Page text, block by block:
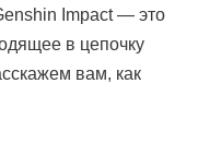
Impact — это
в цепочку
вам, как